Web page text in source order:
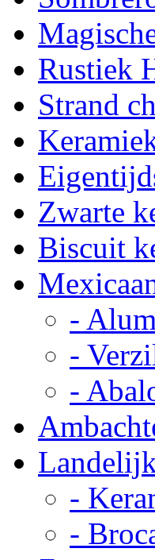
Rustiek
Strand
Zwarte
Biscuit
-
-
-
-
-